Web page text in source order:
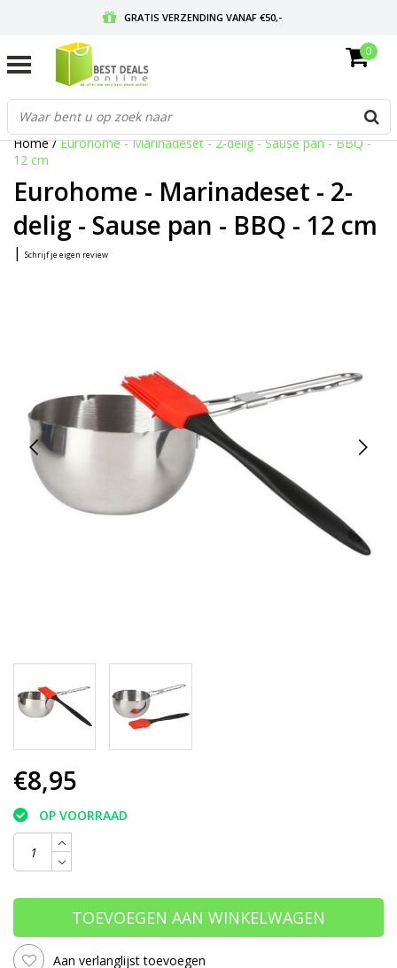
GRATIS VERZENDING VANAF €50,-
GRATIS RETOURNEREN EN 30 DAGEN BEDENKTIJD
0
Home/Eurohome - Marinadeset - 2-delig - Sause pan - BBQ -
12 cm
Eurohome - Marinadeset - 2-
delig - Sause pan - BBQ - 12 cm
| Schrijf je eigen review
€8,95
OP VOORRAAD
TOEVOEGEN AAN WINKELWAGEN
Aan verlanglijst toevoegen